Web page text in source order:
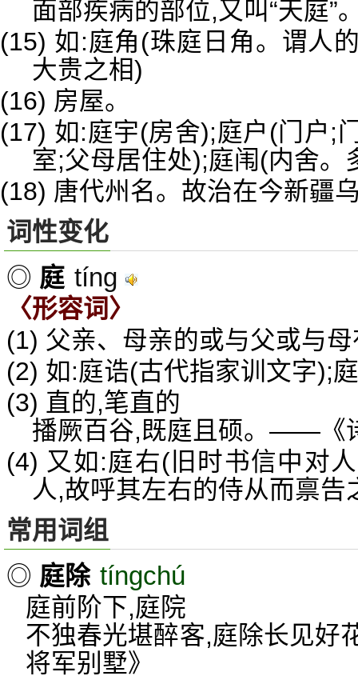
面部疾病的部位,又叫“天庭”
(15) 如:庭角(珠庭日角。谓人
大贵之相)
(16) 房屋。
(17) 如:庭宇(房舍);庭户(门户;
室;父母居住处);庭闱(内舍。
(18) 唐代州名。故治在今新疆
词性变化
◎ 庭 tíng
〈形容词〉
(1) 父亲、母亲的或与父或与
(2) 如:庭诰(古代指家训文字);
(3) 直的,笔直的
播厥百谷,既庭且硕。——《
(4) 又如:庭右(旧时书信中对
人,故呼其左右的侍从而禀告
常用词组
◎ 庭除 tíngchú
庭前阶下,庭院
不独春光堪醉客,庭除长见
将军别墅》